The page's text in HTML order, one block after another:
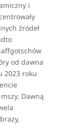
i
źródeł
od dawna
2023 roku
Dawną